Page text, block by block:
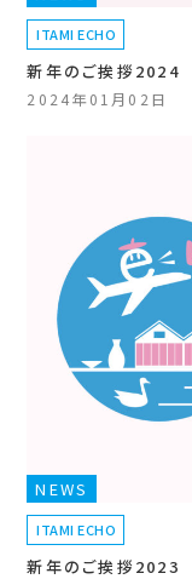
ITAMI ECHO
新年のご挨拶2024
2024年01月02日
NEWS
ITAMI ECHO
新年のご挨拶2023